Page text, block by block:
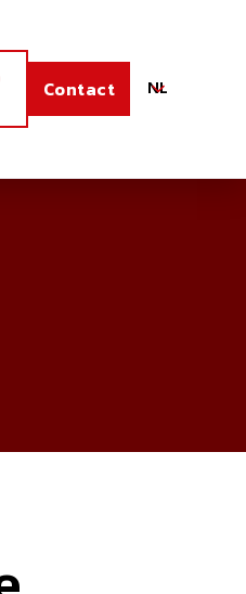
Contact NL